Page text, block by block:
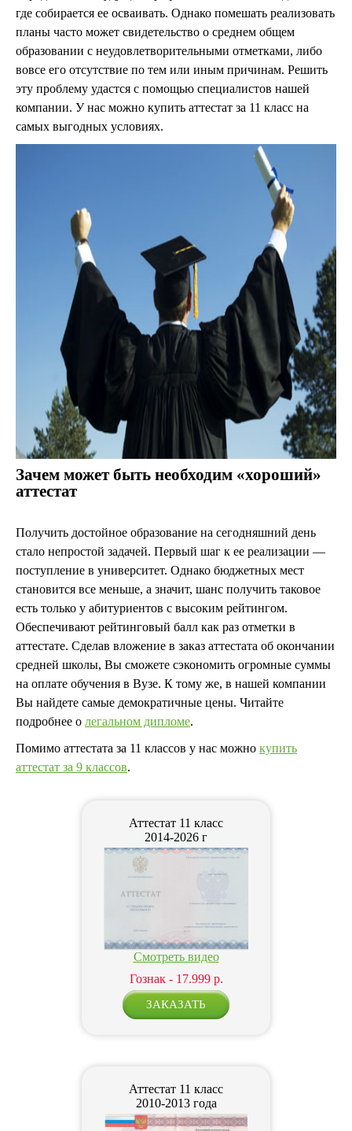
где собирается ее осваивать. Однако помешать реализовать
планы часто может свидетельство о среднем общем
образовании с неудовлетворительными отметками, либо
вовсе его отсутствие по тем или иным причинам. Решить
эту проблему удастся с помощью специалистов нашей
компании. У нас можно купить аттестат за 11 класс на
самых выгодных условиях.
Зачем может быть необходим «хороший»
аттестат
Получить достойное образование на сегодняшний день
стало непростой задачей. Первый шаг к ее реализации —
поступление в университет. Однако бюджетных мест
становится все меньше, а значит, шанс получить таковое
есть только у абитуриентов с высоким рейтингом.
Обеспечивают рейтинговый балл как раз отметки в
аттестате. Сделав вложение в заказ аттестата об окончании
средней школы, Вы сможете сэкономить огромные суммы
на оплате обучения в Вузе. К тому же, в нашей компании
Вы найдете самые демократичные цены. Читайте
подробнее о легальном дипломе.
Помимо аттестата за 11 классов у нас можно купить
аттестат за 9 классов.
Аттестат 11 класс
2014-2026 г
Смотреть видео
Гознак - 17.999 р.
Аттестат 11 класс
2010-2013 года